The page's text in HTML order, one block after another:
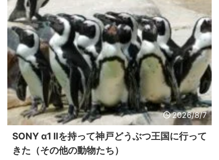
2026/8/7
SONY α1 IIを持って神戸どうぶつ王国に行って
きた（その他の動物たち）